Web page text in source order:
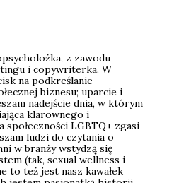
z zawodu
i copywriterka. W
na podkreślanie
biznesu; uparcie i
nadejście dnia, w którym
klarownego i
LGBTQ+ zgasi
ludzi do czytania o
w branży wstydzą się
(tak, sexual wellness i
to też jest nasz kawałek